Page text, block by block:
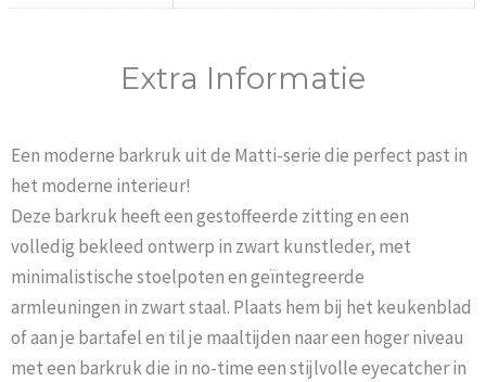
Extra Informatie
Een moderne barkruk uit de Matti-serie die perfect past in
het moderne interieur!
Deze barkruk heeft een gestoffeerde zitting en een
volledig bekleed ontwerp in zwart kunstleder, met
minimalistische stoelpoten en geïntegreerde
armleuningen in zwart staal. Plaats hem bij het keukenblad
of aan je bartafel en til je maaltijden naar een hoger niveau
met een barkruk die in no-time een stijlvolle eyecatcher in